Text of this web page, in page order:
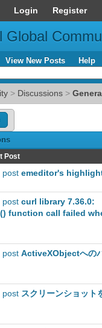
Login Register
Global
View New Posts Help
> Discussions >
Post
emeditor's
curl library 7.36.0:
function call failed
ActiveXObjectへの
スクリーンショット